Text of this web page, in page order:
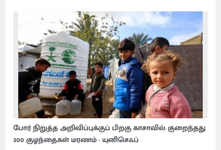
போர் நிறுத்த அறிவிப்புக்குப் பிறகு காசாவில் குறைந்தது
300 குழந்தைகள் மரணம் - யுனிசெஃப்